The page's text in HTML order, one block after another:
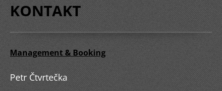
KONTAKT
Management & Booking
Petr Čtvrtečka